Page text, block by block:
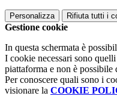
Personalizza Rifiuta tutti i
Gestione cookie
In questa schermata è
I cookie necessari sono
piattaforma e non è possibile
Per conoscere quali sono i
visionare la COOKIE